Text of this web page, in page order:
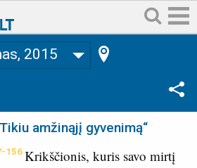
2015
amžinąjį gyvenimą“
156Krikščionis, kuris savo mirtį